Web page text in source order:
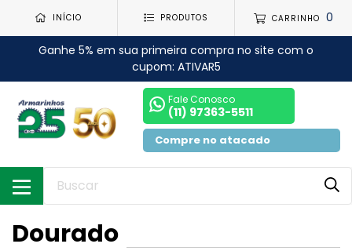
INÍCIO PRODUTOS CARRINHO 0
Ganhe 5% em sua primeira compra no site com o
cupom: ATIVAR5
Fale Conosco
(11) 97363-5511
Compre no atacado
Dourado